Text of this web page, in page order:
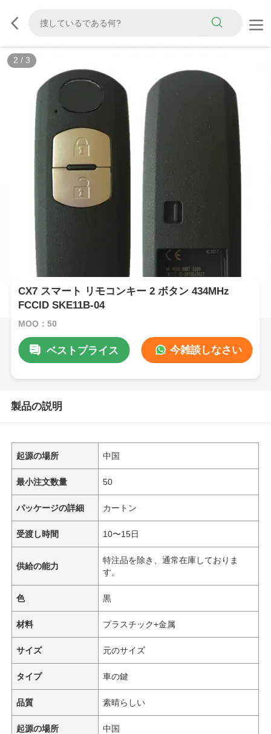
2 / 3
CX7 スマート リモコンキー 2 ボタン 434MHz
FCCID SKE11B-04
MOQ：50
ベストプライス 今雑談しなさい
製品の説明
起源の場所 中国
最小注文数量 50
パッケージの詳細 カートン
受渡し時間 10〜15日
供給の能力
特注品を除き、通常在庫しておりま
す。
色 黒
材料 プラスチック+金属
サイズ 元のサイズ
タイプ 車の鍵
品質 素晴らしい
起源の場所 中国